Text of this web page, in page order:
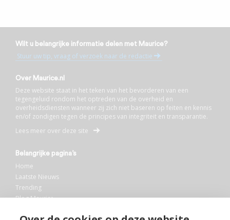
Wilt u belangrijke informatie delen met Maurice?
Stuur uw tip, vraag of verzoek naar de redactie
Over Maurice.nl
Deze website staat in het teken van het bevorderen van een
tegengeluid rondom het optreden van de overheid en
overheidsdiensten wanneer zij zich niet baseren op feiten en kennis
en/of zondigen tegen de principes van integriteit en transparantie.
Lees meer over deze site
Belangrijke pagina’s
Home
Laatste Nieuws
Trending
Blog Maurice